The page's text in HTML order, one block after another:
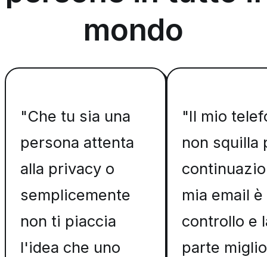
mondo
"Che tu sia una
persona attenta
alla privacy o
semplicemente
non ti piaccia
l'idea che uno
"Il mio
non squilla
mia email
controllo e
parte